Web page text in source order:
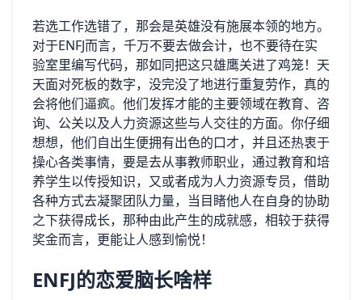
若选工作选错了，那会是英雄没有施展本领的地方。
对于ENFJ而言，千万不要去做会计，也不要待在实
验室里编写代码，那如同把这只雄鹰关进了鸡笼！天
天面对死板的数字，没完没了地进行重复劳作，真的
会将他们逼疯。他们发挥才能的主要领域在教育、咨
询、公关以及人力资源这些与人交往的方面。你仔细
想想，他们自出生便拥有出色的口才，并且还热衷于
操心各类事情，要是去从事教师职业，通过教育和培
养学生以传授知识，又或者成为人力资源专员，借助
各种方式去凝聚团队力量，当目睹他人在自身的协助
之下获得成长，那种由此产生的成就感，相较于获得
奖金而言，更能让人感到愉悦！
ENFJ的恋爱脑长啥样